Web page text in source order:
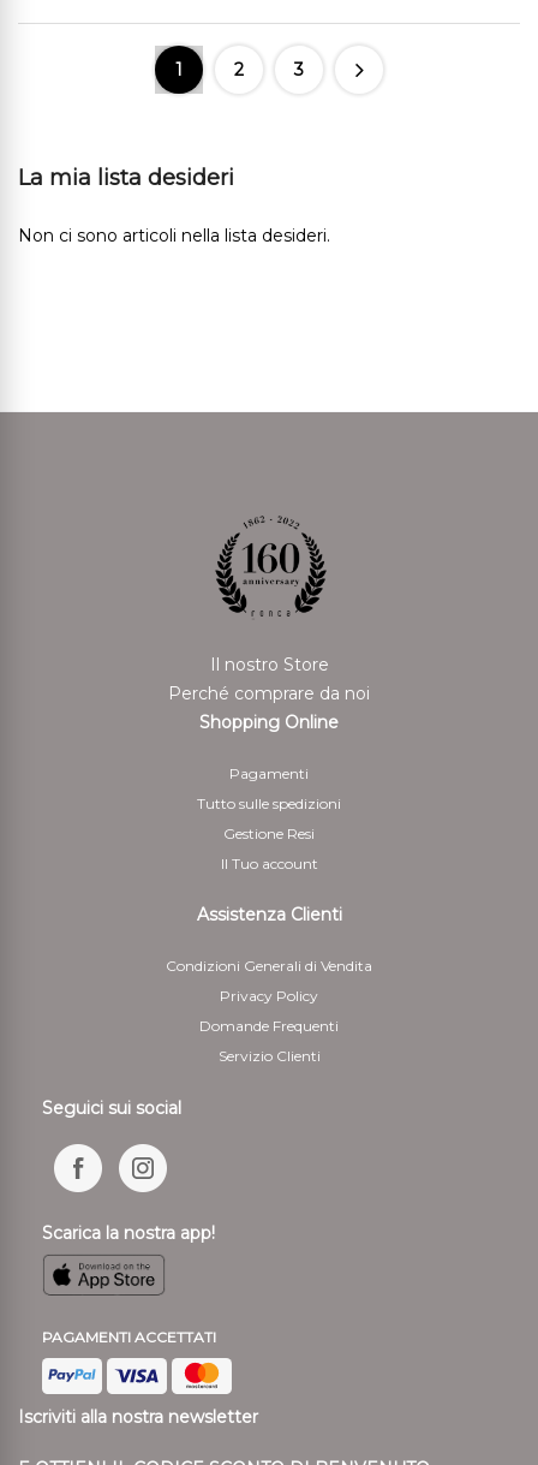
1 2 3
La mia lista desideri
Non ci sono articoli nella lista desideri.
Il nostro Store
Perché comprare da noi
Shopping Online
Pagamenti
Tutto sulle spedizioni
Gestione Resi
Il Tuo account
Assistenza Clienti
Condizioni Generali di Vendita
Privacy Policy
Domande Frequenti
Servizio Clienti
Seguici sui social
Scarica la nostra app!
PAGAMENTI ACCETTATI
Iscriviti alla nostra newsletter